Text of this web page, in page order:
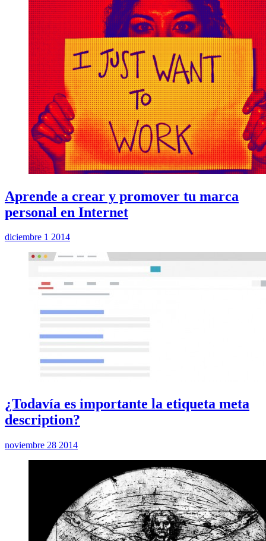
Aprende a crear y promover tu marca
personal en Internet
diciembre 1 2014
¿Todavía es importante la etiqueta meta
description?
noviembre 28 2014